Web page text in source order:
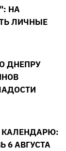
НА
ЛИЧНЫЕ
ДНЕПРУ
КАЛЕНДАРЮ:
6 АВГУСТА